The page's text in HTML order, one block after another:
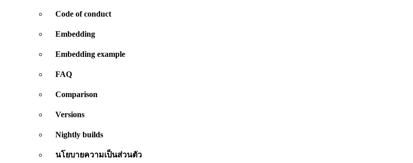
Code of conduct
Embedding
Embedding example
FAQ
Comparison
Versions
Nightly builds
นโยบายความเป็นส่วนตัว